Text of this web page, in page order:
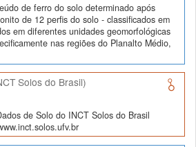
de ferro do solo determinado após
de 12 perfis do solo - classificados em
em diferentes unidades geomorfológicas
nas regiões do Planalto Médio,
Solos do Brasil)
de Solo do INCT Solos do Brasil